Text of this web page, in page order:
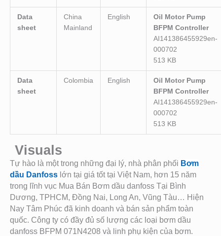
Data
sheet
China
Mainland
English
Oil Motor Pump
BFPM Controller
AI141386455929en-
000702
513 KB
Data
sheet
Colombia English
Oil Motor Pump
BFPM Controller
AI141386455929en-
000702
513 KB
Visuals
Tự hào là một trong những đại lý, nhà phân phối Bơm
dầu Danfoss lớn tại giá tốt tại Việt Nam, hơn 15 năm
trong lĩnh vục Mua Bán Bơm dầu danfoss Tại Bình
Dương, TPHCM, Đồng Nai, Long An, Vũng Tàu… Hiện
Nay Tâm Phúc đã kinh doanh và bán sản phẩm toàn
quốc. Công ty có đầy đủ số lượng các loại bơm dầu
danfoss BFPM 071N4208 và linh phụ kiện của bơm.